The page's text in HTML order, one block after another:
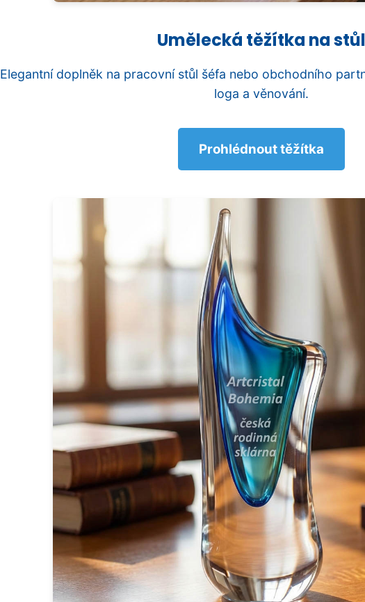
Umělecká těžítka na stůl
Elegantní doplněk na pracovní stůl šéfa nebo obchodního
loga a věnování.
Prohlédnout těžítka